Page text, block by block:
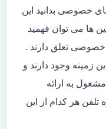
خصوصی بدانید این
ها می توان فهمید
تعلق دارند .
زمینه وجود دارند و
به ارائه
هر کدام از این